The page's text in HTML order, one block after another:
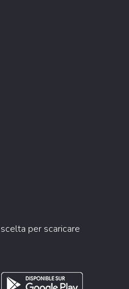
per scaricare